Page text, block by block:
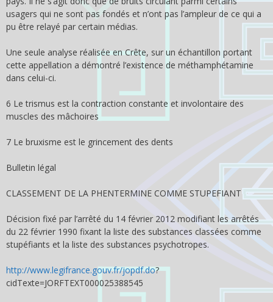
usagers qui ne sont pas fondés et n’ont pas l’ampleur de ce qui a
pu être relayé par certain médias.
Une seule analyse réalisée en Crête, sur un échantillon portant
cette appellation a démontré l’existence de méthamphétamine
dans celui-ci.
6 Le trismus est la contraction constante et involontaire des
muscles des mâchoires
7 Le bruxisme est le grincement des dents
Bulletin légal
CLASSEMENT DE LA PHENTERMINE COMME STUPEFIANT
Décision fixé par l’arrêté du 14 février 2012 modifiant les arrêtés
du 22 février 1990 fixant la liste des substances classées comme
stupéfiants et la liste des substances psychotropes.
http://www.legifrance.gouv.fr/jopdf.do?
cidTexte=JORFTEXT000025388545